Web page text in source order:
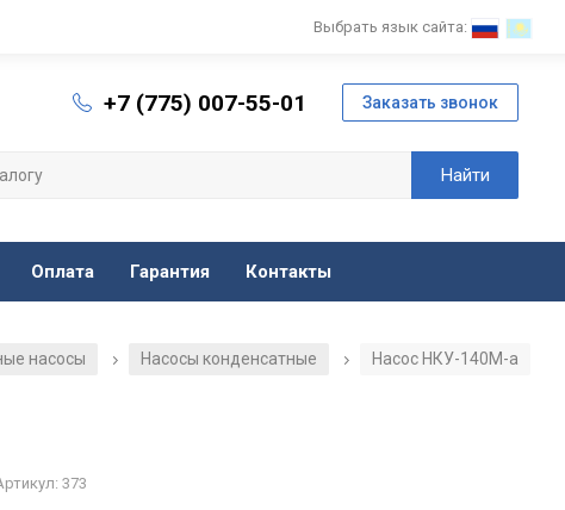
Выбрать язык сайта:
+7 (775) 007-55-01
Оплата Гарантия Контакты
насосы / Насосы конденсатные / Насос НКУ-140М-а
373